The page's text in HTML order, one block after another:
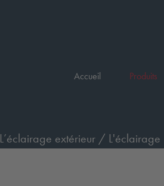
Accueil Produits
L’éclairage extérieur / L'éclairage